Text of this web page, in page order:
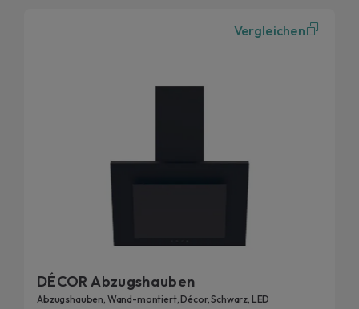
Vergleichen
DÉCOR Abzugshauben
Abzugshauben, Wand-montiert, Décor, Schwarz, LED